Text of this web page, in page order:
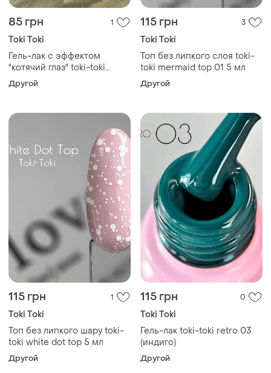
85 грн 1
Toki Toki
Гель-лак с эффектом
"котячий глаз" toki-toki
moonstone 05
Другой
115 грн 3
Toki Toki
Топ без липкого слоя toki-
toki mermaid top 01 5 мл
Другой
115 грн 1
Toki Toki
Топ без липкого шару toki-
toki white dot top 5 мл
Другой
115 грн 0
Toki Toki
Гель-лак toki-toki retro 03
(индиго)
Другой